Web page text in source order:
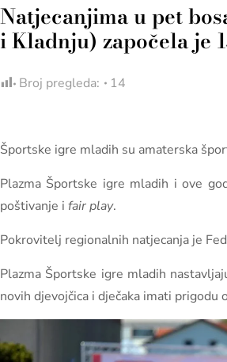
Natjecanjima u pet
i Kladnju) započela je
Broj pregleda: 14
Športske igre mladih su amaterska
Plazma Športske igre mladih i ove
poštivanje i fair play.
Pokrovitelj regionalnih natjecanja je
Plazma Športske igre mladih
novih djevojčica i dječaka imati